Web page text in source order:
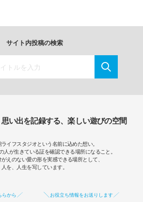
サイト内投稿の検索
い出を記録する、楽しい遊びの空間
イフスタジオという名前に込めた想い。
人が生きている証を確認できる場所になること。
えのない愛の形を実感できる場所として、
人を、人生を写しています。
らから お役立ち情報をお送りします